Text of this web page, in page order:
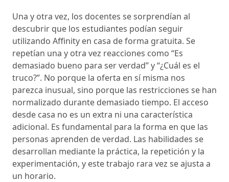
Una y otra vez, los docentes se sorprendían al
descubrir que los estudiantes podían seguir
utilizando Affinity en casa de forma gratuita. Se
repetían una y otra vez reacciones como “Es
demasiado bueno para ser verdad” y “¿Cuál es el
truco?”. No porque la oferta en sí misma nos
parezca inusual, sino porque las restricciones se han
normalizado durante demasiado tiempo. El acceso
desde casa no es un extra ni una característica
adicional. Es fundamental para la forma en que las
personas aprenden de verdad. Las habilidades se
desarrollan mediante la práctica, la repetición y la
experimentación, y este trabajo rara vez se ajusta a
un horario.